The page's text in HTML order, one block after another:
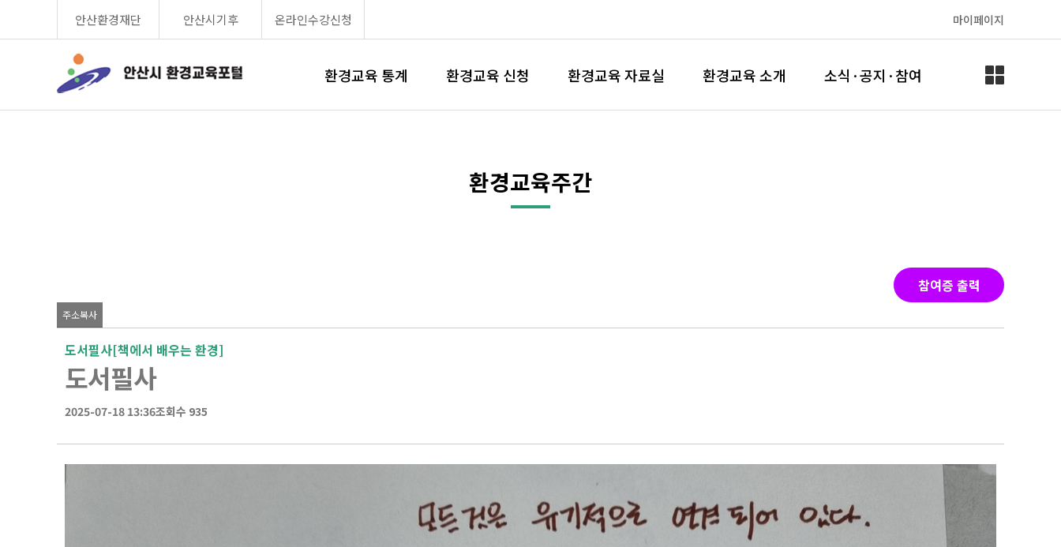
안산환경재단 안산시기후 온라인수강신청 마이페이지
환경교육 통계 환경교육 신청 환경교육 자료실 환경교육 소개 소식·공지·참여
환경교육주간
참여증 출력
주소복사
도서필사[책에서 배우는 환경]
도서필사
2025-07-18 13:36조회수 935